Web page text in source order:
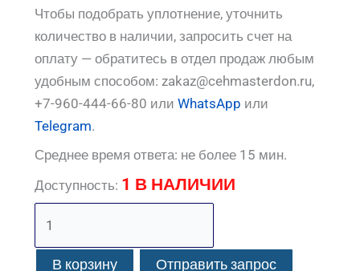
Чтобы подобрать уплотнение, уточнить
количество в наличии, запросить счет на
оплату — обратитесь в отдел продаж любым
удобным способом: zakaz@cehmasterdon.ru,
+7-960-444-66-80 илиWhatsApp или
Telegram.
Среднее время ответа: не более 15 мин.
Доступность: 1 В НАЛИЧИИ
В корзину Отправить запрос